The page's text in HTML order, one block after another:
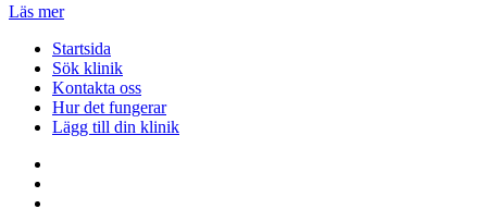
Läs mer
Startsida
Sök klinik
Kontakta oss
Hur det fungerar
Lägg till din klinik